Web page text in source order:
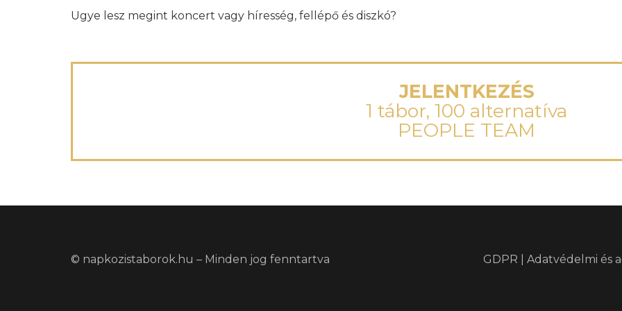
Ugye lesz megint koncert vagy híresség, fellépő és diszkó?
JELENTKEZÉS
1 tábor, 100 alternatíva
PEOPLE TEAM
© napkozistaborok.hu – Minden jog fenntartva GDPR | Adatvédelmi és